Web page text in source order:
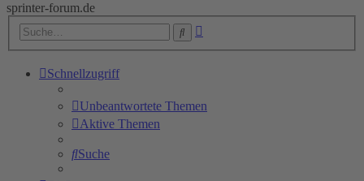
sprinter-forum.de
Suche
Schnellzugriff
Unbeantwortete Themen
Aktive Themen
Suche